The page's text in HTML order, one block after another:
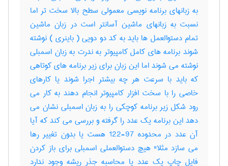
به زبانهای برنامه نویسی معمولی سطح بالا سخت تر اما
نسبت به زبانهای ماشین آسانتر است در زبان ماشین
تمام دستوالعمل ها باید به کد دو دویی ( باینری ) نوشته
شوند برنامه های کامل کامپیوتر به ندرت به زبان اسمبلی
نوشته می شوند اما این زبان برای زیر برنامه های کوتاهی
که باید با سرعت هر چه بیشتر اجرا شوند یا کارهای
خاصی را با سخت افزار کامپیوتر انجام دهند به کار می
رود شکل زیر برنامه کوچکی را به زبان اسمبلی نشان می
دهد این برنامه یک عدد را گرفته و بررسی می کند که آیا
آن عدد در محدوده 97-122 هست یا بدون تغییر رها
می سازد مثلا" هیچ دستوالعملی اسمبلی برای باز کردن
فایل چاپ یک عدد یا محاسبه جذر ریشه وجود ندارد